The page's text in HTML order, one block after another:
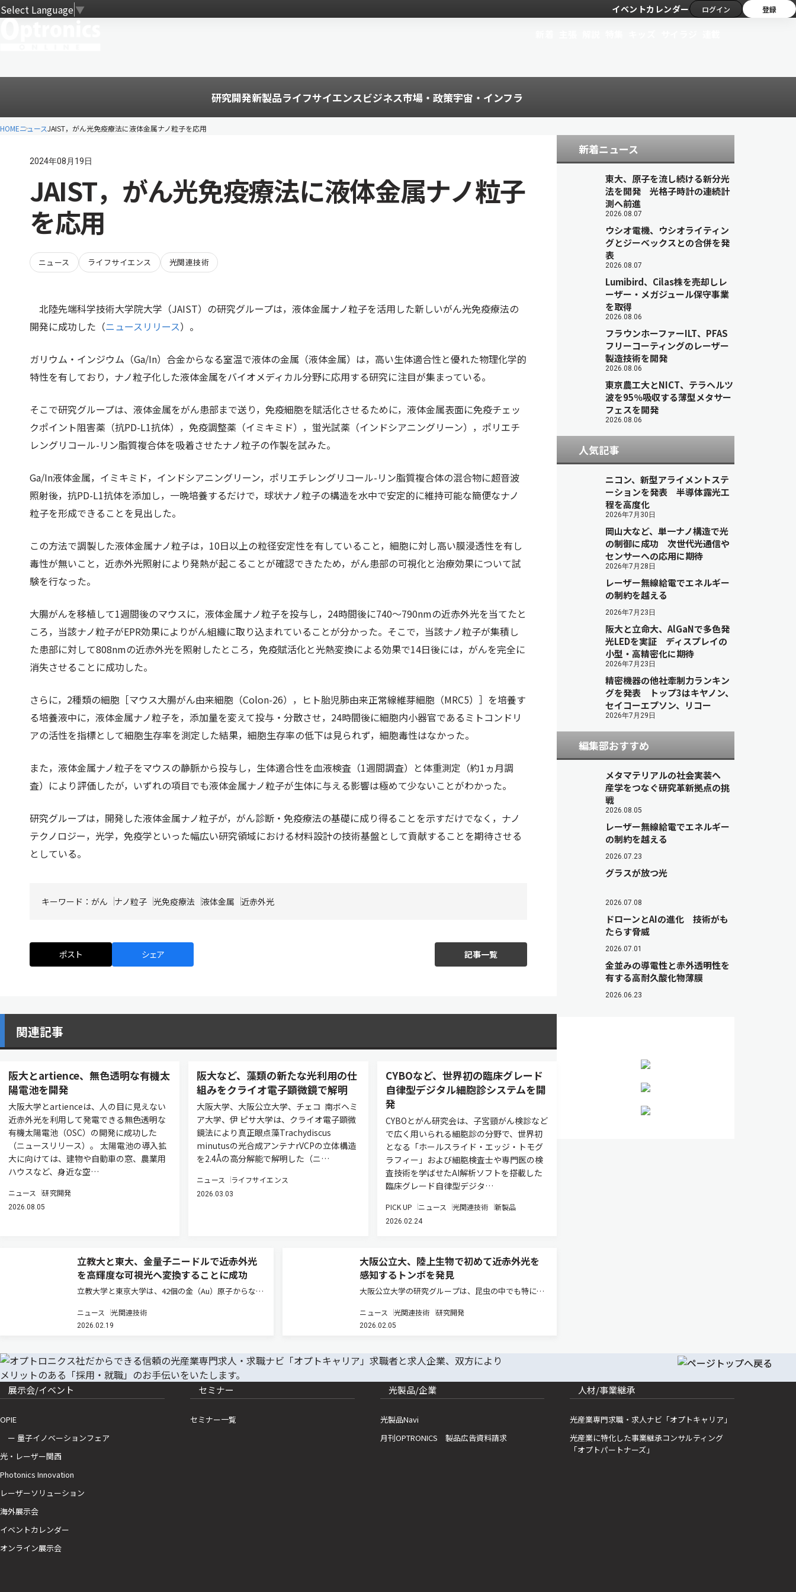
Select Language▼ イベントカレンダー ログイン 登録
研究開発新製品ライフサイエンスビジネス市場・政策宇宙・インフラ
HOMEニュースJAIST，がん光免疫療法に液体金属ナノ粒子を応用
2024年08月19日
JAIST，がん光免疫療法に液体金属ナノ粒子
を応用
ニュース ライフサイエンス 光関連技術
北陸先端科学技術大学院大学（JAIST）の研究グループは，液体金属ナノ粒子を活用した新しいがん光免疫療法の
開発に成功した（ニュースリリース）。
ガリウム・インジウム（Ga/In）合金からなる室温で液体の金属（液体金属）は，高い生体適合性と優れた物理化学的
特性を有しており，ナノ粒子化した液体金属をバイオメディカル分野に応用する研究に注目が集まっている。
そこで研究グループは、液体金属をがん患部まで送り，免疫細胞を賦活化させるために，液体金属表面に免疫チェッ
クポイント阻害薬（抗PD-L1抗体），免疫調整薬（イミキミド），蛍光試薬（インドシアニングリーン），ポリエチ
レングリコール-リン脂質複合体を吸着させたナノ粒子の作製を試みた。
Ga/In液体金属，イミキミド，インドシアニングリーン，ポリエチレングリコール-リン脂質複合体の混合物に超音波
照射後，抗PD-L1抗体を添加し，一晩培養するだけで，球状ナノ粒子の構造を水中で安定的に維持可能な簡便なナノ
粒子を形成できることを見出した。
この方法で調製した液体金属ナノ粒子は，10日以上の粒径安定性を有していること，細胞に対し高い膜浸透性を有し
毒性が無いこと，近赤外光照射により発熱が起こることが確認できたため，がん患部の可視化と治療効果について試
験を行なった。
大腸がんを移植して1週間後のマウスに，液体金属ナノ粒子を投与し，24時間後に740～790nmの近赤外光を当てたと
ころ，当該ナノ粒子がEPR効果によりがん組織に取り込まれていることが分かった。そこで，当該ナノ粒子が集積し
た患部に対して808nmの近赤外光を照射したところ，免疫賦活化と光熱変換による効果で14日後には，がんを完全に
消失させることに成功した。
さらに，2種類の細胞［マウス大腸がん由来細胞（Colon-26），ヒト胎児肺由来正常線維芽細胞（MRC5）］を培養す
る培養液中に，液体金属ナノ粒子を，添加量を変えて投与・分散させ，24時間後に細胞内小器官であるミトコンドリ
アの活性を指標として細胞生存率を測定した結果，細胞生存率の低下は見られず，細胞毒性はなかった。
また，液体金属ナノ粒子をマウスの静脈から投与し，生体適合性を血液検査（1週間調査）と体重測定（約1ヵ月調
査）により評価したが，いずれの項目でも液体金属ナノ粒子が生体に与える影響は極めて少ないことがわかった。
研究グループは，開発した液体金属ナノ粒子が，がん診断・免疫療法の基礎に成り得ることを示すだけでなく，ナノ
テクノロジー，光学，免疫学といった幅広い研究領域における材料設計の技術基盤として貢献することを期待させる
としている。
キーワード： がん ナノ粒子 光免疫療法 液体金属 近赤外光
ポスト シェア 記事一覧
関連記事
阪大とartience、無色透明な有機太
陽電池を開発
大阪大学とartienceは、人の目に見えない
近赤外光を利用して発電できる無色透明な
有機太陽電池（OSC）の開発に成功した
（ニュースリリース）。 太陽電池の導入拡
大に向けては、建物や自動車の窓、農業用
ハウスなど、身近な空…
ニュース 研究開発
2026.08.05
阪大など、藻類の新たな光利用の仕
組みをクライオ電子顕微鏡で解明
大阪大学、大阪公立大学、チェコ 南ボヘミ
ア大学、伊 ピサ大学は、クライオ電子顕微
鏡法により真正眼点藻Trachydiscus
minutusの光合成アンテナrVCPの立体構造
を2.4Åの高分解能で解明した（ニ…
ニュース ライフサイエンス
2026.03.03
CYBOなど、世界初の臨床グレード
自律型デジタル細胞診システムを開
発
CYBOとがん研究会は、子宮頸がん検診など
で広く用いられる細胞診の分野で、世界初
となる「ホールスライド・エッジ・トモグ
ラフィー」および細胞検査士や専門医の検
査技術を学ばせたAI解析ソフトを搭載した
臨床グレード自律型デジタ…
PICK UP ニュース 光関連技術 新製品
2026.02.24
立教大と東大、金量子ニードルで近赤外光
を高輝度な可視光へ変換することに成功
立教大学と東京大学は、42個の金（Au）原子からなる
子ニードル」を増感剤として用いることで、エネルギ
ーの低い近赤外（NIR）光を高輝度な可視光（黄色・
ニュース 光関連技術
2026.02.19
大阪公立大、陸上生物で初めて近赤外光を
感知するトンボを発見
大阪公立大学の研究グループは、昆虫の中でも特に多
赤色視を担うオプシンを同定し、その一部を人工的に
改変して解析した結果、トンボの赤オプシンが赤色光
ニュース 光関連技術 研究開発
2026.02.05
新着ニュース
東大、原子を流し続ける新分光
法を開発 光格子時計の連続計
測へ前進
2026.08.07
ウシオ電機、ウシオライティン
グとジーベックスとの合併を発
表
2026.08.07
Lumibird、Cilas株を売却しレ
ーザー・メガジュール保守事業
を取得
2026.08.06
フラウンホーファーILT、PFAS
フリーコーティングのレーザー
製造技術を開発
2026.08.06
東京農工大とNICT、テラヘルツ
波を95％吸収する薄型メタサー
フェスを開発
2026.08.06
人気記事
ニコン、新型アライメントステ
ーションを発表 半導体露光工
程を高度化
2026年7月30日
岡山大など、単一ナノ構造で光
の制御に成功 次世代光通信や
センサーへの応用に期待
2026年7月28日
レーザー無線給電でエネルギー
の制約を越える
2026年7月23日
阪大と立命大、AlGaNで多色発
光LEDを実証 ディスプレイの
小型・高精密化に期待
2026年7月23日
精密機器の他社牽制力ランキン
グを発表 トップ3はキヤノン、
セイコーエプソン、リコー
2026年7月29日
編集部おすすめ
メタマテリアルの社会実装へ
産学をつなぐ研究革新拠点の挑
戦
2026.08.05
レーザー無線給電でエネルギー
の制約を越える
2026.07.23
グラスが放つ光
2026.07.08
ドローンとAIの進化 技術がも
たらす脅威
2026.07.01
金並みの導電性と赤外透明性を
有する高耐久酸化物薄膜
2026.06.23
展示会/イベント
OPIE
ー 量子イノベーションフェア
光・レーザー関西
Photonics Innovation
レーザーソリューション
海外展示会
イベントカレンダー
オンライン展示会
セミナー
セミナー一覧
光製品/企業
光製品Navi
月刊OPTRONICS 製品広告資料請求
人材/事業継承
光産業専門求職・求人ナビ「オプトキャリア」
光産業に特化した事業継承コンサルティング
「オプトパートナーズ」